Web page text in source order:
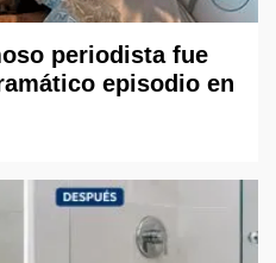
periodista fue
episodio en